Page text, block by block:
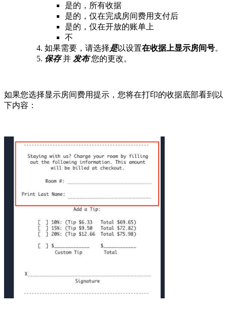
是的，所有收据
是的，仅在完成房间费用支付后
是的，仅在开放的账单上
不
如果需要，请选择是以设置在收据上显示房间号。
保存并 发布您的更改。
如果您选择显示房间费用提示，您将在打印的收据底部看到以
下内容：